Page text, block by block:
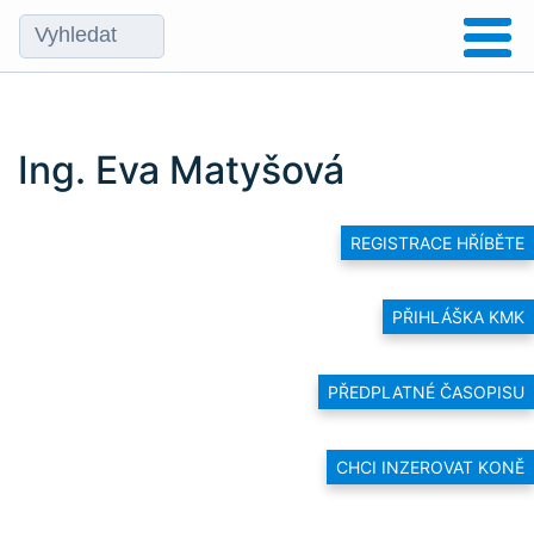
REGISTRACE HŘÍBĚTE
PŘIHLÁŠKA KMK
PŘEDPLATNÉ ČASOPISU
CHCI INZEROVAT KONĚ
Ing. Eva Matyšová